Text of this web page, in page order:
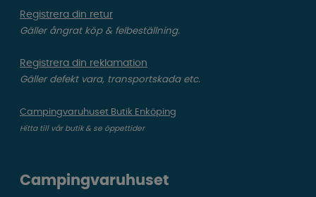
Registrera din retur
Gäller ångrat köp & felbeställning.
Registrera din reklamation
Gäller defekt vara, transportskada etc.
Campingvaruhuset Butik Enköping
Hitta till vår butik & se öppettider
Campingvaruhuset